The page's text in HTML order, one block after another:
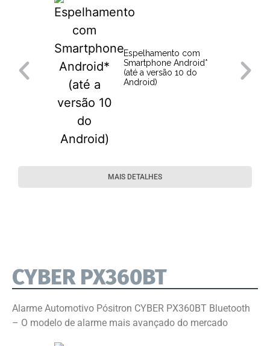
Espelhamento com
Smartphone Android*
(até a versão 10 do
Android)
MAIS DETALHES
CYBER PX360BT
Alarme Automotivo Pósitron CYBER PX360BT Bluetooth
– O modelo de alarme mais avançado do mercado